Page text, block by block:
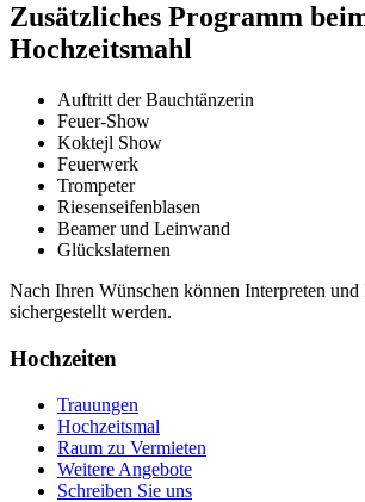
Zusätzliches Programm
Hochzeitsmahl
Auftritt der Bauchtänzerin
Feuer-Show
Koktejl Show
Feuerwerk
Trompeter
Riesenseifenblasen
Beamer und Leinwand
Glückslaternen
Nach Ihren Wünschen können Interpreten und
sichergestellt werden.
Hochzeiten
Trauungen
Hochzeitsmal
Raum zu Vermieten
Weitere Angebote
Schreiben Sie uns